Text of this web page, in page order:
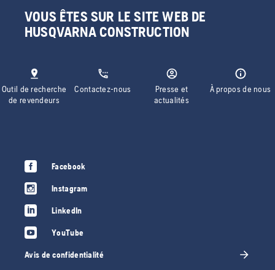
VOUS ÊTES SUR LE SITE WEB DE
HUSQVARNA CONSTRUCTION
Outil de recherche
de revendeurs
Contactez-nous
Presse et
actualités
À propos de nous
Facebook
Instagram
LinkedIn
YouTube
Avis de confidentialité